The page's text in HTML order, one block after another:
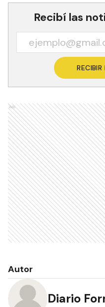
Recibí las
Ads
Autor
Diario